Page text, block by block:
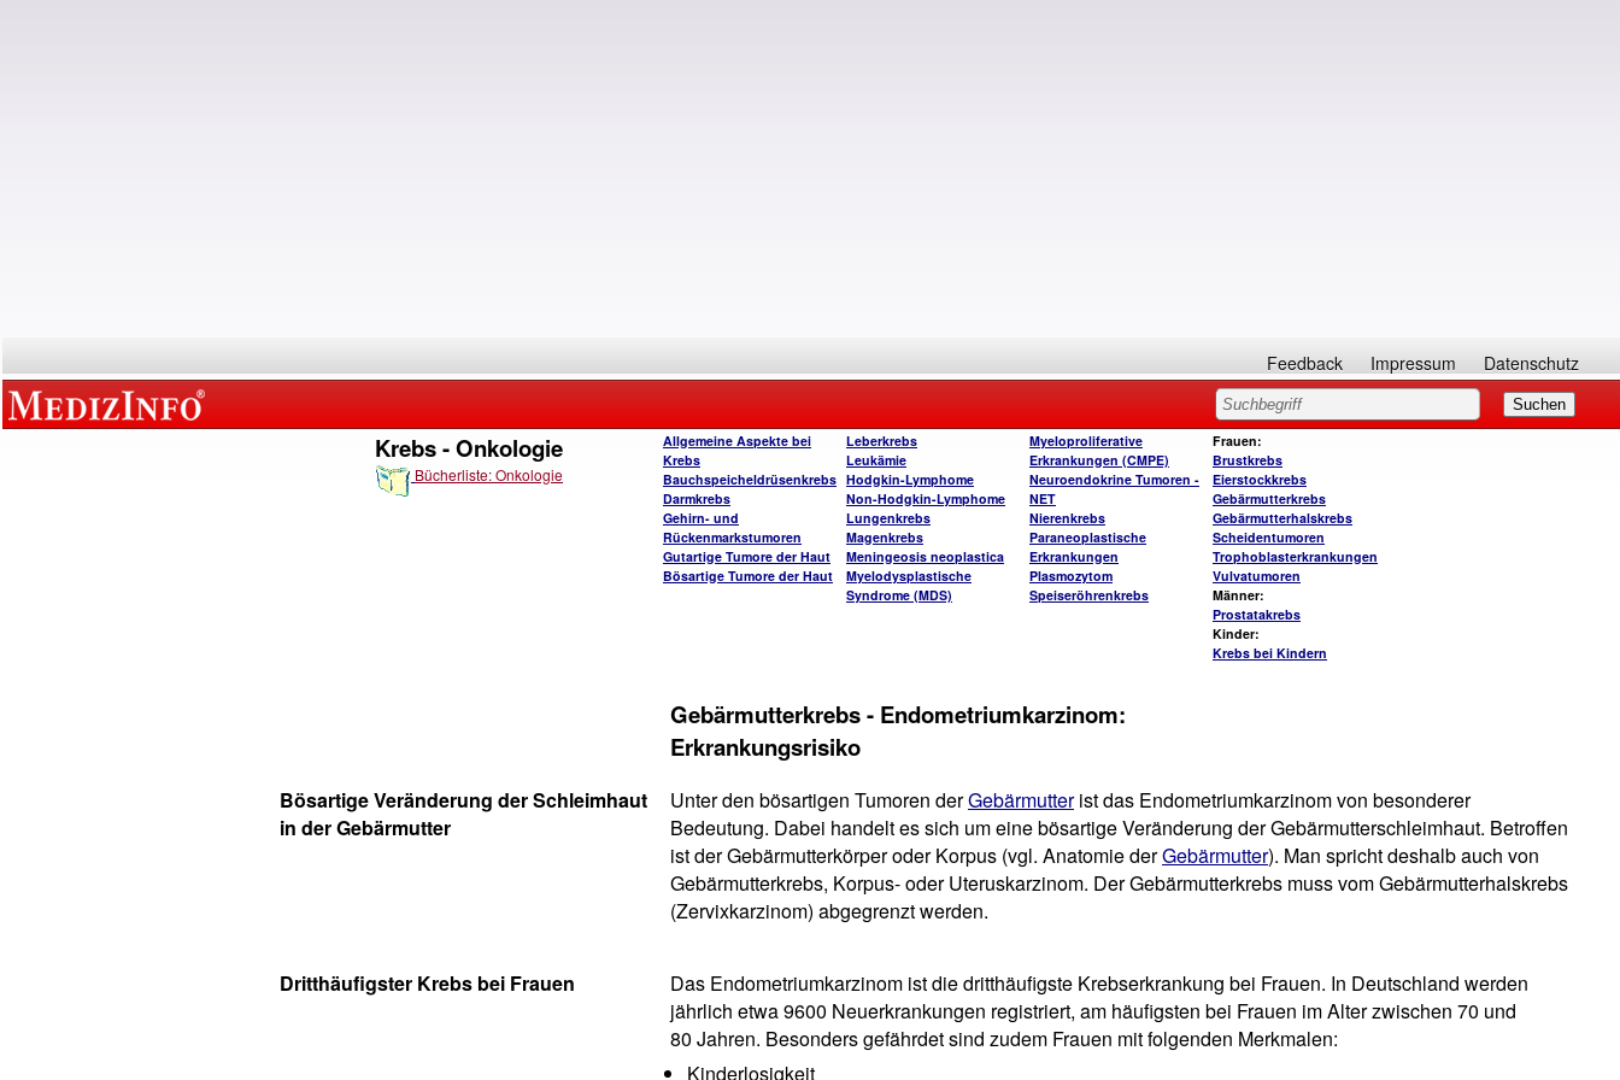
Feedback Impressum Datenschutz
Krebs - Onkologie
Bücherliste: Onkologie
Allgemeine Aspekte bei
Krebs
Bauchspeicheldrüsenkrebs
Darmkrebs
Gehirn- und
Rückenmarkstumoren
Gutartige Tumore der Haut
Bösartige Tumore der Haut
Leberkrebs
Leukämie
Hodgkin-Lymphome
Non-Hodgkin-Lymphome
Lungenkrebs
Magenkrebs
Meningeosis neoplastica
Myelodysplastische
Syndrome (MDS)
Myeloproliferative
Erkrankungen (CMPE)
Neuroendokrine Tumoren -
NET
Nierenkrebs
Paraneoplastische
Erkrankungen
Plasmozytom
Speiseröhrenkrebs
Frauen:
Brustkrebs
Eierstockkrebs
Gebärmutterkrebs
Gebärmutterhalskrebs
Scheidentumoren
Trophoblasterkrankungen
Vulvatumoren
Männer:
Prostatakrebs
Kinder:
Krebs bei Kindern
Gebärmutterkrebs - Endometriumkarzinom:
Erkrankungsrisiko
Bösartige Veränderung der Schleimhaut
in der Gebärmutter
Unter den bösartigen Tumoren derGebärmutterist das Endometriumkarzinom von besonderer
Bedeutung. Dabei handelt es sich um eine bösartige Veränderung der Gebärmutterschleimhaut. Betroffen
ist der Gebärmutterkörper oder Korpus (vgl. Anatomie derGebärmutter). Man spricht deshalb auch von
Gebärmutterkrebs, Korpus- oder Uteruskarzinom. Der Gebärmutterkrebs muss vom Gebärmutterhalskrebs
(Zervixkarzinom) abgegrenzt werden.
Dritthäufigster Krebs bei Frauen
Das Endometriumkarzinom ist die dritthäufigste Krebserkrankung bei Frauen. In Deutschland werden
jährlich etwa 9600 Neuerkrankungen registriert, am häufigsten bei Frauen im Alter zwischen 70 und
80 Jahren. Besonders gefährdet sind zudem Frauen mit folgenden Merkmalen:
Kinderlosigkeit